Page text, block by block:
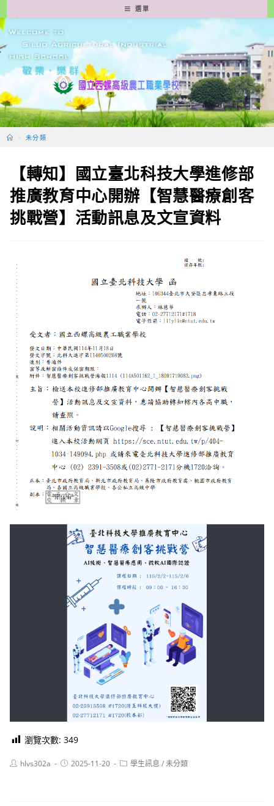
轉
至
要
容
選單
> 未分類
【轉知】國立臺北科技大學進修部
推廣教育中心開辦【智慧醫療創客
挑戰營】活動訊息及文宣資料
瀏覽次數: 349
Posthlvs302a
Post2025-11-20
Post學生訊息 /未分類